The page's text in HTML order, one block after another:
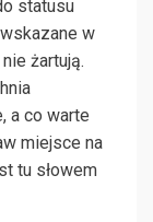
statusu
w
żartują.
a co warte
miejsce na
tu słowem